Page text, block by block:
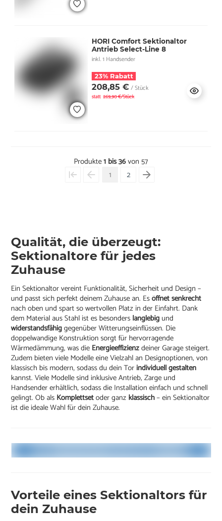
HORI Comfort Sektionaltor
Antrieb Select-Line 8
inkl. 1 Handsender
23% Rabatt
208,85 € / Stück
statt 269,90 €/Stück
Produkte1 bis 36von 57
1
2
Qualität, die überzeugt:
Sektionaltore für jedes
Zuhause
Ein Sektionaltor vereint Funktionalität, Sicherheit und Design –
und passt sich perfekt deinem Zuhause an. Esöffnet senkrecht
nach oben und spart so wertvollen Platz in der Einfahrt. Dank
dem Material aus Stahl ist es besonders langlebig und
widerstandsfähiggegenüber Witterungseinflüssen. Die
doppelwandige Konstruktion sorgt für hervorragende
Wärmedämmung, was die Energieeffizienzdeiner Garage steigert.
Zudem bieten viele Modelle eine Vielzahl an Designoptionen, von
klassisch bis modern, sodass du dein Torindividuell gestalten
kannst. Viele Modelle sind inklusive Antrieb, Zarge und
Handsender erhältlich, sodass die Installation einfach und schnell
gelingt. Ob als Komplettsetoder ganz klassisch– ein Sektionaltor
ist die ideale Wahl für dein Zuhause.
Vorteile eines Sektionaltors für
dein Zuhause